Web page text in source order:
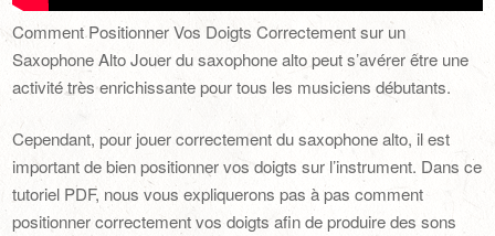
Comment Positionner Vos Doigts Correctement sur un
Saxophone Alto Jouer du saxophone alto peut s’avérer être une
activité très enrichissante pour tous les musiciens débutants.
Cependant, pour jouer correctement du saxophone alto, il est
important de bien positionner vos doigts sur l’instrument. Dans ce
tutoriel PDF, nous vous expliquerons pas à pas comment
positionner correctement vos doigts afin de produire des sons